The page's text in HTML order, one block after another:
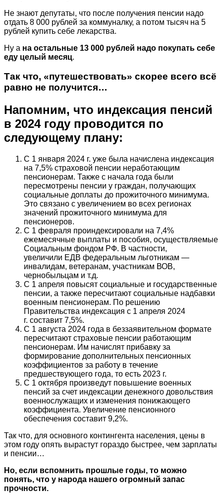
Не знают депутаты, что после получения пенсии надо
отдать 8 000 рублей за коммуналку, а потом тысяч на 5
рублей купить себе лекарства.
Ну а на остальные 13 000 рублей надо покупать себе
еду целый месяц.
Так что, «путешествовать» скорее всего всё
равно не получится…
Напомним, что индексация пенсий
в 2024 году проводится по
следующему плану:
С 1 января 2024 г. уже была начислена индексация
на 7,5% страховой пенсии неработающим
пенсионерам. Также с начала года были
пересмотрены пенсии у граждан, получающих
социальные доплаты до прожиточного минимума.
Это связано с увеличением во всех регионах
значений прожиточного минимума для
пенсионеров.
С 1 февраля проиндексировали на 7,4%
ежемесячные выплаты и пособия, осуществляемые
Социальным фондом РФ. В частности,
увеличили ЕДВ федеральным льготникам —
инвалидам, ветеранам, участникам ВОВ,
чернобыльцам и т.д.
С 1 апреля повысят социальные и государственные
пенсии, а также пересчитают социальные надбавки
военным пенсионерам. По решению
Правительства индексация с 1 апреля 2024
г. составит 7,5%.
С 1 августа 2024 года в беззаявительном формате
пересчитают страховые пенсии работающим
пенсионерам. Им начислят прибавку за
формирование дополнительных пенсионных
коэффициентов за работу в течение
предшествующего года, то есть 2023 г.
С 1 октября произведут повышение военных
пенсий за счет индексации денежного довольствия
военнослужащих и изменения понижающего
коэффициента. Увеличение пенсионного
обеспечения составит 9,2%.
Так что, для основного контингента населения, цены в
этом году опять вырастут гораздо быстрее, чем зарплаты
и пенсии…
Но, если вспомнить прошлые годы, то можно
понять, что у народа нашего огромный запас
прочности.